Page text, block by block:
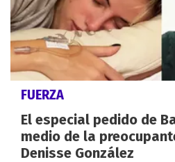
FUERZA
El especial pedido de
medio de la
Denisse González